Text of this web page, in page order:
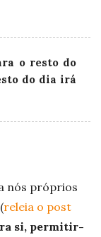
o resto do
do dia irá
nós próprios
releia o post
si, permitir-